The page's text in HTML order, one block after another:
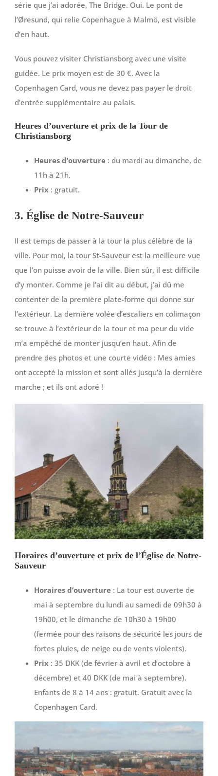
série que j’ai adorée, The Bridge. Oui. Le pont de
l’Øresund, qui relie Copenhague à Malmö, est visible
d’en haut.
Vous pouvez visiter Christiansborg avec une visite
guidée. Le prix moyen est de 30 €. Avec la
Copenhagen Card, vous ne devez pas payer le droit
d’entrée supplémentaire au palais.
Heures d’ouverture et prix de la Tour de
Christiansborg
Heures d’ouverture: du mardi au dimanche, de
11h à 21h.
Prix: gratuit.
3. Église de Notre-Sauveur
Il est temps de passer à la tour la plus célèbre de la
ville. Pour moi, la tour St-Sauveur est la meilleure vue
que l’on puisse avoir de la ville. Bien sûr, il est difficile
d’y monter. Comme je l’ai dit au début, j’ai dû me
contenter de la première plate-forme qui donne sur
l’extérieur. La dernière volée d’escaliers en colimaçon
se trouve à l’extérieur de la tour et ma peur du vide
m’a empêché de monter jusqu’en haut. Afin de
prendre des photos et une courte vidéo : Mes amies
ont accepté la mission et sont allés jusqu’à la dernière
marche ; et ils ont adoré !
Horaires d’ouverture et prix de l’Église de Notre-
Sauveur
Horaires d’ouverture: La tour est ouverte de
mai à septembre du lundi au samedi de 09h30 à
19h00, et le dimanche de 10h30 à 19h00
(fermée pour des raisons de sécurité les jours de
fortes pluies, de neige ou de vents violents).
Prix: 35 DKK (de février à avril et d’octobre à
décembre) et 40 DKK (de mai à septembre).
Enfants de 8 à 14 ans : gratuit. Gratuit avec la
Copenhagen Card.